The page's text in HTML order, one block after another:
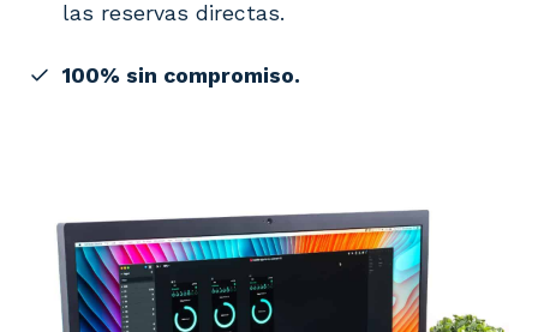
las reservas directas.
100% sin compromiso.